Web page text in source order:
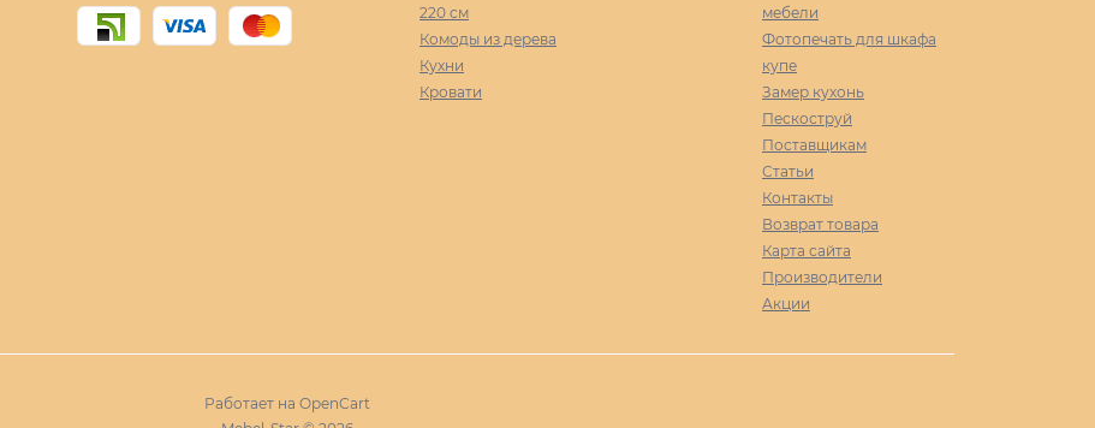
220 cм
Комоды из дерева
Кухни
Кровати
мебели
Фотопечать для шкафа
купе
Замер кухонь
Пескоструй
Поставщикам
Статьи
Контакты
Возврат товара
Карта сайта
Производители
Акции
Работает на OpenCart